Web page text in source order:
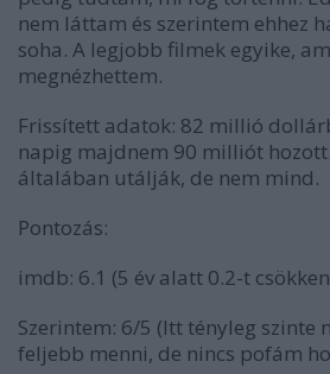
nem láttam és szerintem ehhez
soha. A legjobb filmek egyike,
megnézhettem.
Frissített adatok: 82 millió
napig majdnem 90 milliót
általában utálják, de nem mind.
Pontozás:
imdb: 6.1 (5 év alatt 0.2-t
Szerintem: 6/5 (Itt tényleg szinte
feljebb menni, de nincs pofám